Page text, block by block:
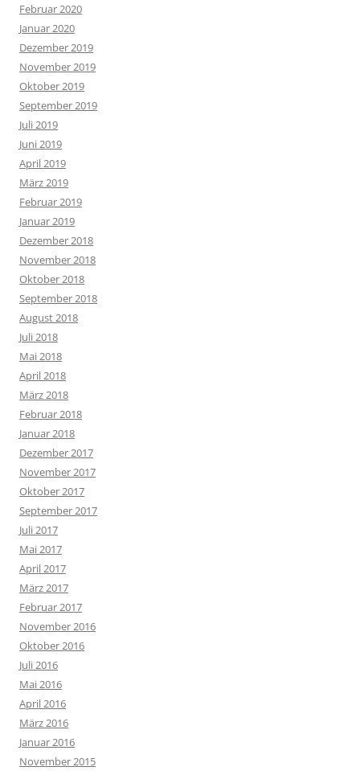
Februar 2020
Januar 2020
Dezember 2019
November 2019
Oktober 2019
September 2019
Juli 2019
Juni 2019
April 2019
März 2019
Februar 2019
Januar 2019
Dezember 2018
November 2018
Oktober 2018
September 2018
August 2018
Juli 2018
Mai 2018
April 2018
März 2018
Februar 2018
Januar 2018
Dezember 2017
November 2017
Oktober 2017
September 2017
Juli 2017
Mai 2017
April 2017
März 2017
Februar 2017
November 2016
Oktober 2016
Juli 2016
Mai 2016
April 2016
März 2016
Januar 2016
November 2015